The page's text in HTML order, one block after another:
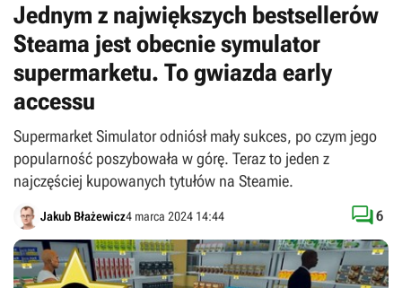
Jednym z największych bestsellerów
Steama jest obecnie symulator
supermarketu. To gwiazda early
accessu
Supermarket Simulator odniósł mały sukces, po czym jego
popularność poszybowała w górę. Teraz to jeden z
najczęściej kupowanych tytułów na Steamie.
Jakub Błażewicz4 marca 2024 14:44 6